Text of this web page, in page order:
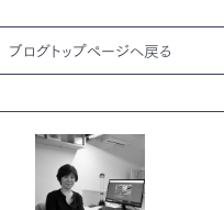
o
o
k
ブログトップページへ戻る